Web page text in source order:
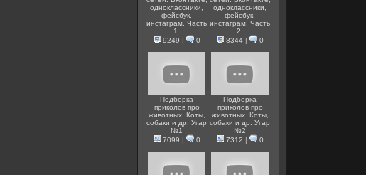
одноклассники,
фейсбук,
инстаграм. Часть
1.
9249 | 0
одноклассники,
фейсбук,
инстаграм. Часть
2.
8344| 0
Подборка
приколов про
животных. Коты,
собаки и др. Угар
№1
7099 | 0
Подборка
приколов про
животных. Коты,
собаки и др. Угар
№2
7312 | 0